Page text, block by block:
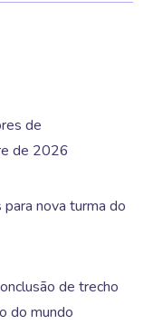
de
de 2026
nova turma do
de trecho
do mundo